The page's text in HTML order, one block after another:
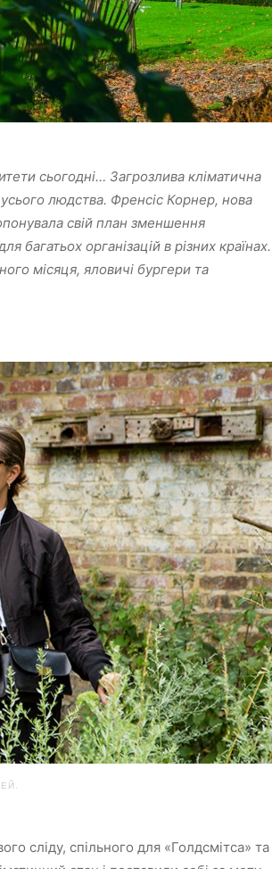
сьогодні… Загрозлива кліматична
людства. Френсіс Корнер, нова
свій план зменшення
багатьох організацій в різних країнах.
місяця, яловичі бургери та
сліду, спільного для «Голдсмітса» та